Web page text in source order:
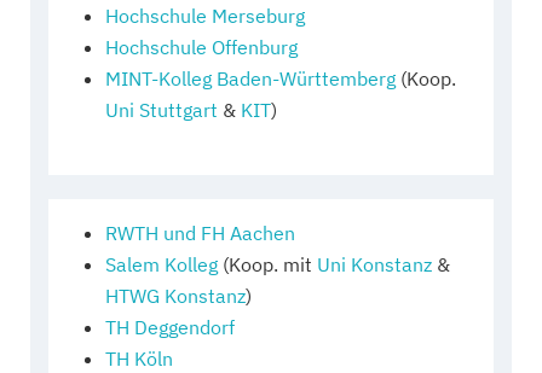
Hochschule Merseburg
Hochschule Offenburg
MINT-Kolleg Baden-Württemberg (Koop.
Uni Stuttgart & KIT)
RWTH und FH Aachen
Salem Kolleg (Koop. mit Uni Konstanz &
HTWG Konstanz)
TH Deggendorf
TH Köln